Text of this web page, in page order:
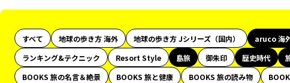
すべて 地球の歩き方 海外 地球の歩き方 Jシリーズ（国内） aruco 海
ランキング&テクニック
Resort Style 島旅 御朱印 歴史時代
BOOKS 旅の名言＆絶景
BOOKS 旅と健康 BOOKS 旅の読み物